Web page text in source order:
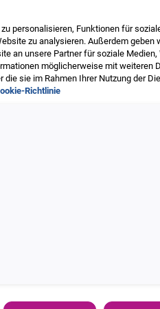
25.200
mit einer
personalisieren, Funktionen für
zu analysieren. Außerdem geben
an unsere Partner für soziale Medien,
möglicherweise mit weiteren
sie im Rahmen Ihrer Nutzung der
Richtlinie